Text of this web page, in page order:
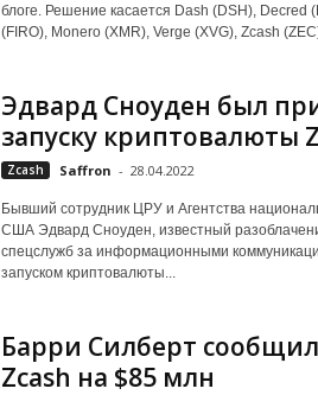
блоге. Решение касается Dash (DSH), Decred
(FIRO), Monero (XMR), Verge (XVG), Zcash
Эдвард Сноуден был
запуску криптовалюты
Zcash Saffron - 28.04.2022
Бывший сотрудник ЦРУ и Агентства
США Эдвард Сноуден, известный
спецслужб за информационными
запуском криптовалюты...
Барри Силберт
Zcash на $85 млн